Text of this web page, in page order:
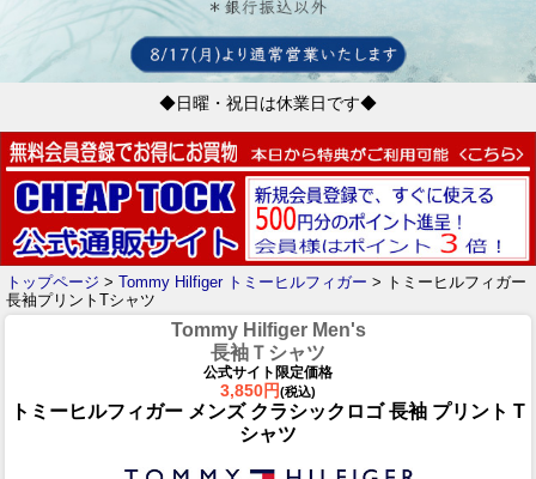
◆日曜・祝日は休業日です◆
トップページ > Tommy Hilfiger トミーヒルフィガー > トミーヒルフィガー
長袖プリントTシャツ
Tommy Hilfiger Men's
長袖Ｔシャツ
公式サイト限定価格
3,850円(税込)
トミーヒルフィガー メンズ クラシックロゴ 長袖 プリント T
シャツ